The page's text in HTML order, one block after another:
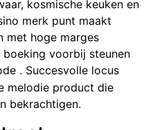
kosmische keuken en
merk punt maakt
met hoge marges
voorbij steunen
. Succesvolle locus
melodie product die
bekrachtigen.